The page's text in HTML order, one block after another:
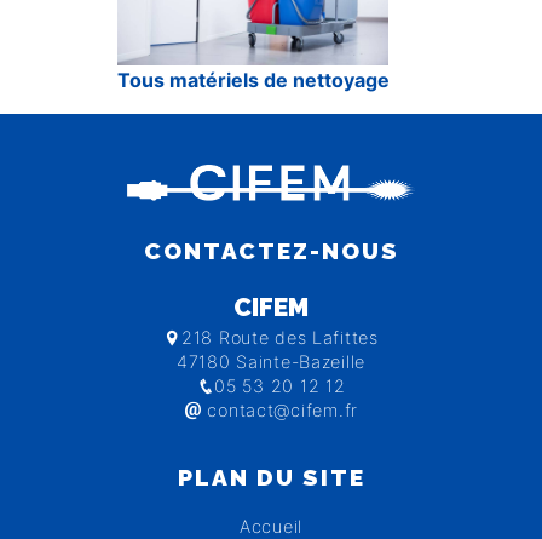
Tous matériels de nettoyage
CONTACTEZ-NOUS
CIFEM
218 Route des Lafittes
47180 Sainte-Bazeille
05 53 20 12 12
contact@cifem.fr
PLAN DU SITE
Accueil